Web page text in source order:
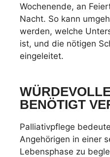
Wochenende, an
Nacht. So kann
werden, welche
ist, und die nötigen
eingeleitet.
BENÖTIGT
Palliativpflege
Angehörigen in einer
Lebensphase zu